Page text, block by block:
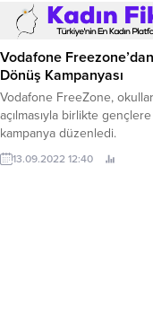
yükseliyor: muhafazakâr
deneyimi. Geleneksel
anlayışının ötesinde,
bağlı kalarak konfor ve
arayanların tercihi haline
Mola İstanbul, bu alanın en
örneklerinden biri olarak
çekiyor. Tatil kültüründeki
artık sadece...
Vodafone
Dönüş Kampanyası
Vodafone FreeZone,
açılmasıyla birlikte
kampanya düzenledi.
13.09.2022 12:40